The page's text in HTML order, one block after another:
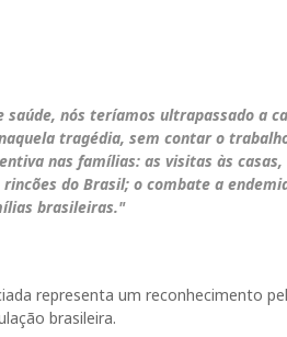
saúde, nós teríamos ultrapassado a
tragédia, sem contar o
nas famílias: as visitas às casas,
do Brasil; o combate a
brasileiras."
representa um reconhecimento
brasileira.